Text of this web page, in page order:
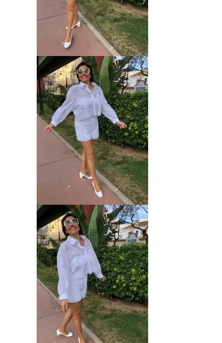
Inicio
Sobre mi
Blog
Contacto